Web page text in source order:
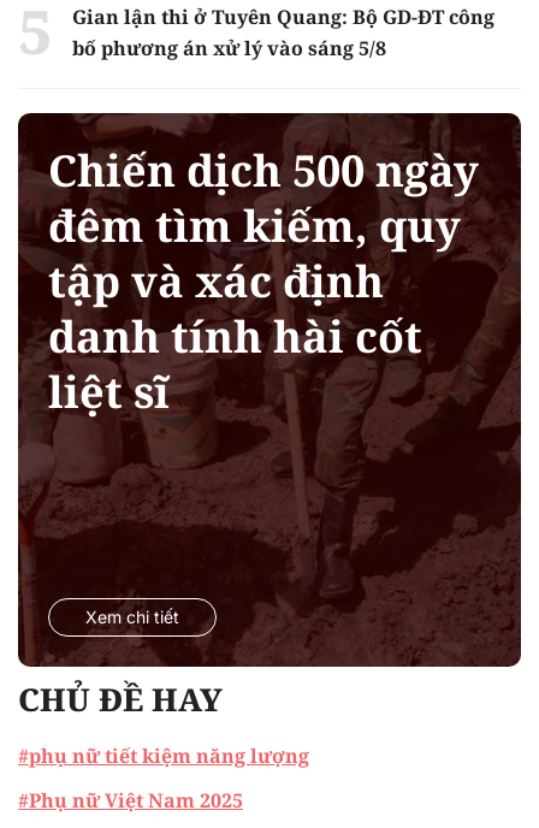
Gian lận thi ở Tuyên Quang: Bộ GD-ĐT công
bố phương án xử lý vào sáng 5/8
Chiến dịch 500 ngày
đêm tìm kiếm, quy
tập và xác định
danh tính hài cốt
liệt sĩ
Xem chi tiết
CHỦ ĐỀ HAY
#phụ nữ tiết kiệm năng lượng
#Phụ nữ Việt Nam 2025